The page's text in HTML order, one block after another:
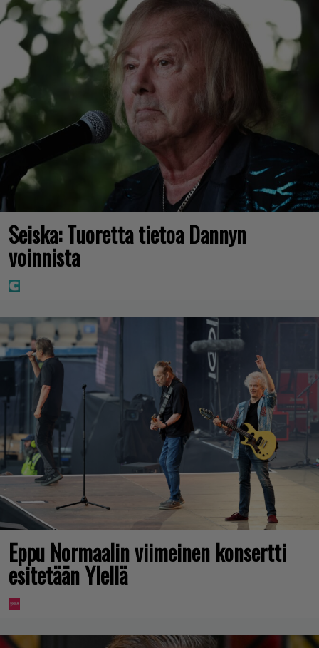
Seiska: Tuoretta tietoa Dannyn
voinnista
Eppu Normaalin viimeinen konsertti
esitetään Ylellä